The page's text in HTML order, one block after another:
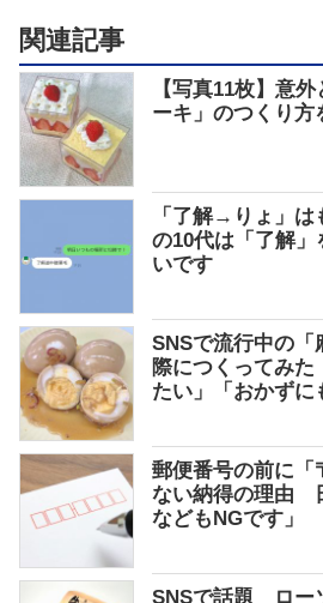
関連記事
【写真11枚】意
ーキ」のつくり方
「了解→りょ」
の10代は「了解」
いです
SNSで流行中の
際につくってみ
たい」「おかずに
郵便番号の前に「
ない納得の理由
などもNGです」
SNSで話題 ロー